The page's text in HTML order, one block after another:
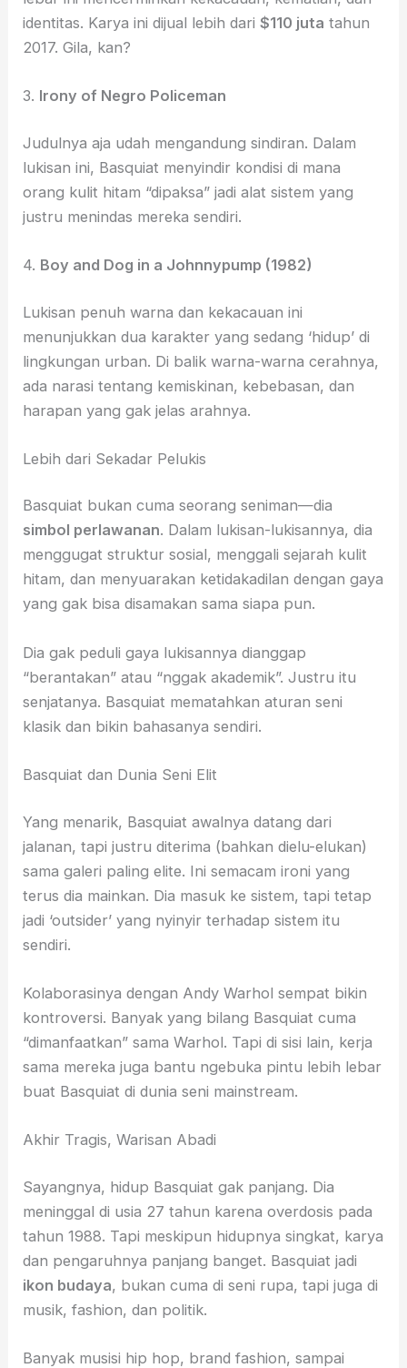
identitas. Karya ini dijual lebih dari$110 juta tahun
2017. Gila, kan?
3. Irony of Negro Policeman
Judulnya aja udah mengandung sindiran. Dalam
lukisan ini, Basquiat menyindir kondisi di mana
orang kulit hitam “dipaksa” jadi alat sistem yang
justru menindas mereka sendiri.
4. Boy and Dog in a Johnnypump (1982)
Lukisan penuh warna dan kekacauan ini
menunjukkan dua karakter yang sedang ‘hidup’ di
lingkungan urban. Di balik warna-warna cerahnya,
ada narasi tentang kemiskinan, kebebasan, dan
harapan yang gak jelas arahnya.
Lebih dari Sekadar Pelukis
Basquiat bukan cuma seorang seniman—dia
simbol perlawanan. Dalam lukisan-lukisannya, dia
menggugat struktur sosial, menggali sejarah kulit
hitam, dan menyuarakan ketidakadilan dengan gaya
yang gak bisa disamakan sama siapa pun.
Dia gak peduli gaya lukisannya dianggap
“berantakan” atau “nggak akademik”. Justru itu
senjatanya. Basquiat mematahkan aturan seni
klasik dan bikin bahasanya sendiri.
Basquiat dan Dunia Seni Elit
Yang menarik, Basquiat awalnya datang dari
jalanan, tapi justru diterima (bahkan dielu-elukan)
sama galeri paling elite. Ini semacam ironi yang
terus dia mainkan. Dia masuk ke sistem, tapi tetap
jadi ‘outsider’ yang nyinyir terhadap sistem itu
sendiri.
Kolaborasinya dengan Andy Warhol sempat bikin
kontroversi. Banyak yang bilang Basquiat cuma
“dimanfaatkan” sama Warhol. Tapi di sisi lain, kerja
sama mereka juga bantu ngebuka pintu lebih lebar
buat Basquiat di dunia seni mainstream.
Akhir Tragis, Warisan Abadi
Sayangnya, hidup Basquiat gak panjang. Dia
meninggal di usia 27 tahun karena overdosis pada
tahun 1988. Tapi meskipun hidupnya singkat, karya
dan pengaruhnya panjang banget. Basquiat jadi
ikon budaya, bukan cuma di seni rupa, tapi juga di
musik, fashion, dan politik.
Banyak musisi hip hop, brand fashion, sampai